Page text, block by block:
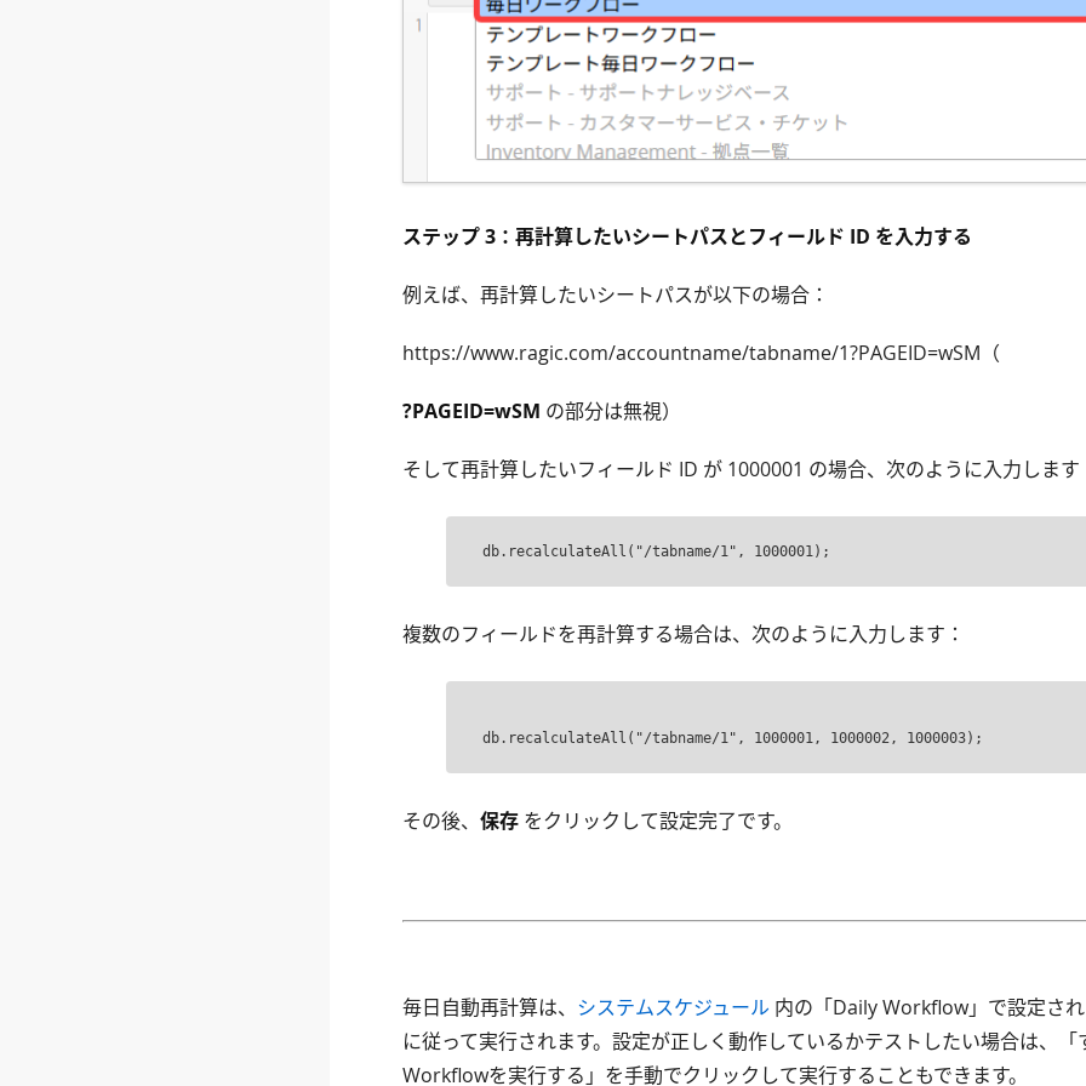
ステップ 3：再計算したいシートパスとフィールド ID を入力する
例えば、再計算したいシートパスが以下の場合：
https://www.ragic.com/accountname/tabname/1?PAGEID=wSM（
?PAGEID=wSM の部分は無視）
そして再計算したいフィールド ID が 1000001 の場合、次のように入力します
db.recalculateAll("/tabname/1", 1000001);
複数のフィールドを再計算する場合は、次のように入力します：
その後、 保存 をクリックして設定完了です。
毎日自動再計算は、 システムスケジュール 内の「Daily Workflow」で設定さ
に従って実行されます。設定が正しく動作しているかテストしたい場合は、
Workflowを実行する」を手動でクリックして実行することもできます。